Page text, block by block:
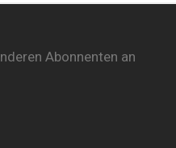
Abonnenten an